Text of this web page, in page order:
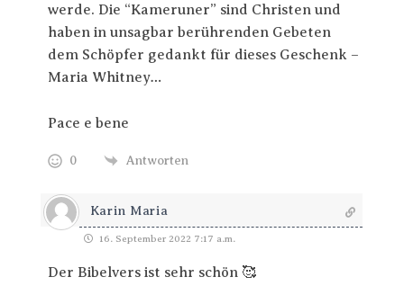
werde. Die “Kameruner” sind Christen und
haben in unsagbar berührenden Gebeten
dem Schöpfer gedankt für dieses Geschenk –
Maria Whitney…
Pace e bene
0 Antworten
Karin Maria
16. September 2022 7:17 a.m.
Der Bibelvers ist sehr schön 🥰